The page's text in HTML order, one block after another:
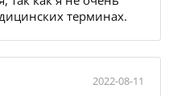
терминах.
2022-08-11